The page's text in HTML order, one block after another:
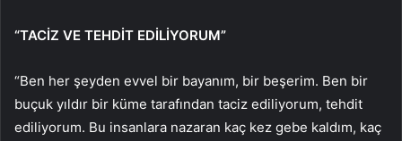
“TACİZ VE TEHDİT EDİLİYORUM”
“Ben her şeyden evvel bir bayanım, bir beşerim. Ben bir
buçuk yıldır bir küme tarafından taciz ediliyorum, tehdit
ediliyorum. Bu insanlara nazaran kaç kez gebe kaldım, kaç